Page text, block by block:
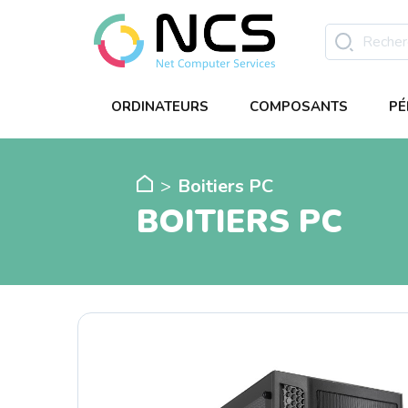
ORDINATEURS COMPOSANTS
Boitiers PC
BOITIERS PC